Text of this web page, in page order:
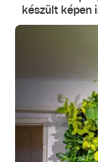
készült képen